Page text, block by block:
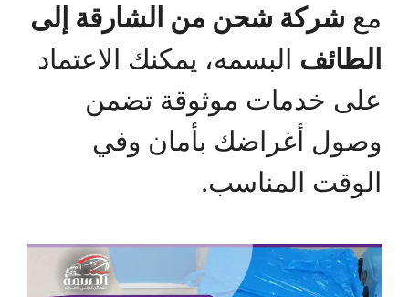
مع شركة شحن من الشارقة إلى
الطائف البسمه، يمكنك الاعتماد
على خدمات موثوقة تضمن
وصول أغراضك بأمان وفي
الوقت المناسب.